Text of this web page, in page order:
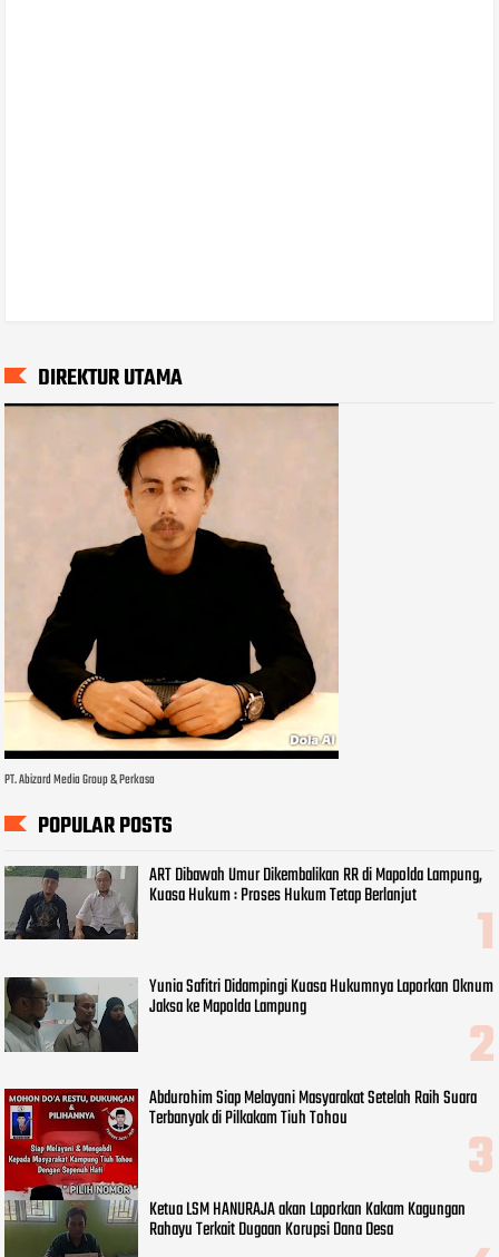
DIREKTUR UTAMA
PT. Abizard Media Group & Perkasa
POPULAR POSTS
ART Dibawah Umur Dikembalikan RR di Mapolda Lampung,
Kuasa Hukum : Proses Hukum Tetap Berlanjut
Yunia Safitri Didampingi Kuasa Hukumnya Laporkan Oknum
Jaksa ke Mapolda Lampung
Abdurohim Siap Melayani Masyarakat Setelah Raih Suara
Terbanyak di Pilkakam Tiuh Tohou
Ketua LSM HANURAJA akan Laporkan Kakam Kagungan
Rahayu Terkait Dugaan Korupsi Dana Desa